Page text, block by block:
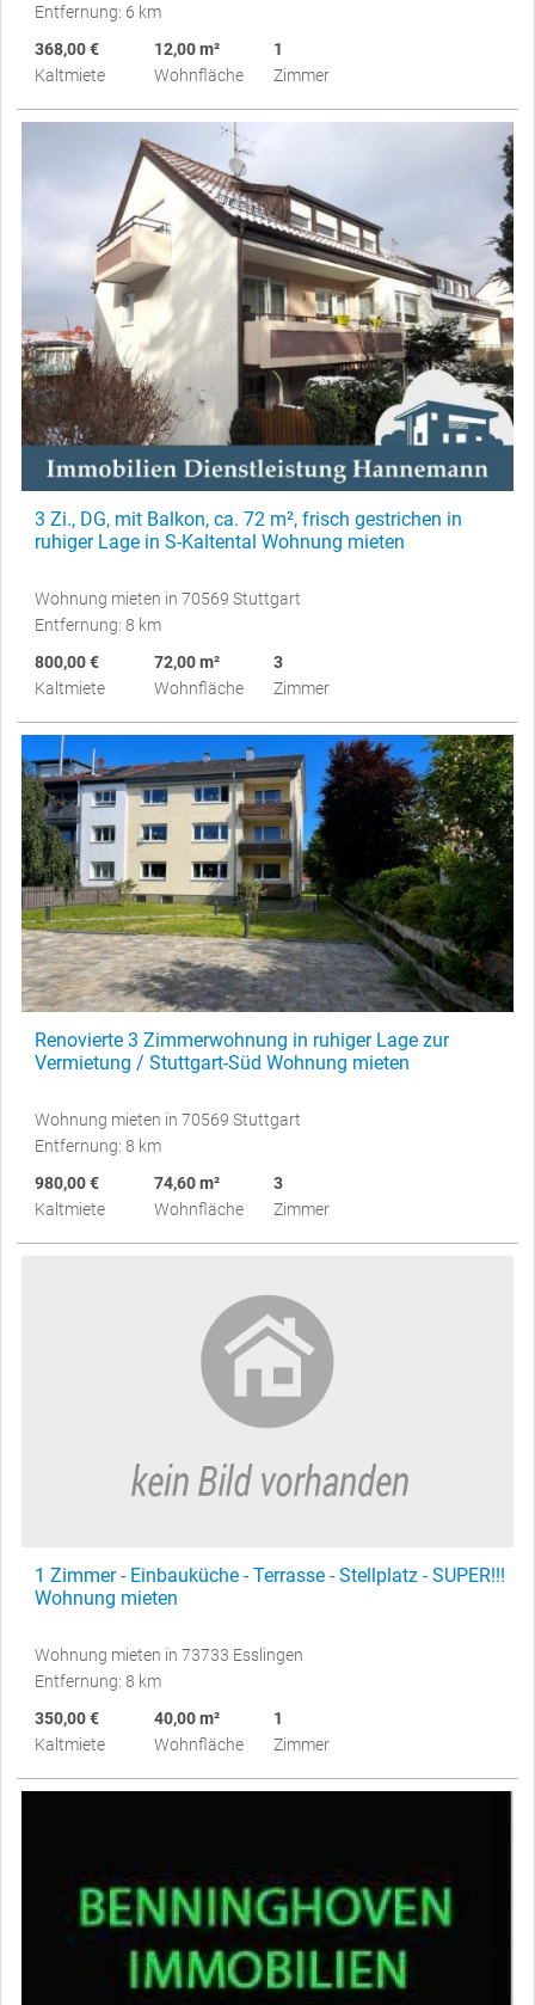
Entfernung: 6 km
368,00 €
Kaltmiete
12,00 m²
Wohnfläche
1
Zimmer
3 Zi., DG, mit Balkon, ca. 72 m², frisch gestrichen in
ruhiger Lage in S-Kaltental Wohnung mieten
Wohnung mieten in 70569 Stuttgart
Entfernung: 8 km
800,00 €
Kaltmiete
72,00 m²
Wohnfläche
3
Zimmer
Renovierte 3 Zimmerwohnung in ruhiger Lage zur
Vermietung / Stuttgart-Süd Wohnung mieten
Wohnung mieten in 70569 Stuttgart
Entfernung: 8 km
980,00 €
Kaltmiete
74,60 m²
Wohnfläche
3
Zimmer
1 Zimmer - Einbauküche - Terrasse - Stellplatz - SUPER!!!
Wohnung mieten
Wohnung mieten in 73733 Esslingen
Entfernung: 8 km
350,00 €
Kaltmiete
40,00 m²
Wohnfläche
1
Zimmer